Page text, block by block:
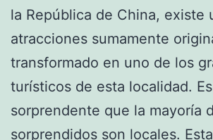
la República de China, existe
atracciones sumamente
transformado en uno de los
turísticos de esta localidad. Es
sorprendente que la mayoría
sorprendidos son locales.